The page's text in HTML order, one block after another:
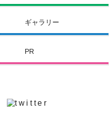
ギャラリー
PR